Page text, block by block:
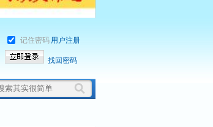
记住密码 用户注册
找回密码